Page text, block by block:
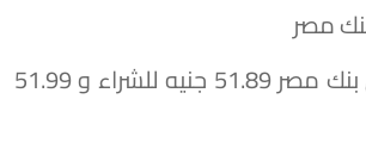
مصر
سجل الدولار في بنك مصر 51.89 جنيه للشراء و 51.99